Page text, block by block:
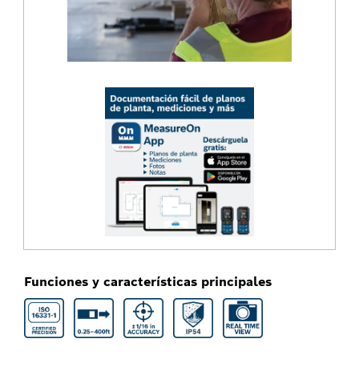
Funciones y características principales